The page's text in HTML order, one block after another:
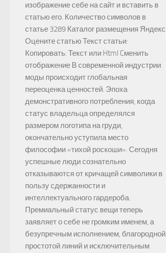
изображение себе на сайт и вставить в
статью его. Количество символов в
статье 3289 Каталог размещения Яндекс
Оцените статью Текст статьи:
Копировать: Текст или Html Cменить
отображение В современной индустрии
моды происходит глобальная
переоценка ценностей. Эпоха
демонстративного потребления, когда
статус владельца определялся
размером логотипа на груди,
окончательно уступила место
философии «тихой роскоши». Сегодня
успешные люди сознательно
отказываются от кричащей символики в
пользу сдержанности и
интеллектуального гардероба.
Премиальный статус вещи теперь
заявляет о себе не громким именем, а
безупречным исполнением, благородной
простотой линий и исключительным